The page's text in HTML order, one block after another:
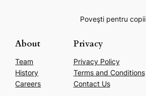
Poveşti pentru copii
About
Team
History
Careers
Privacy
Privacy Policy
Terms and Conditions
Contact Us